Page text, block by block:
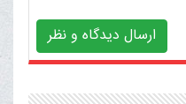
ارسال دیدگاه و نظر